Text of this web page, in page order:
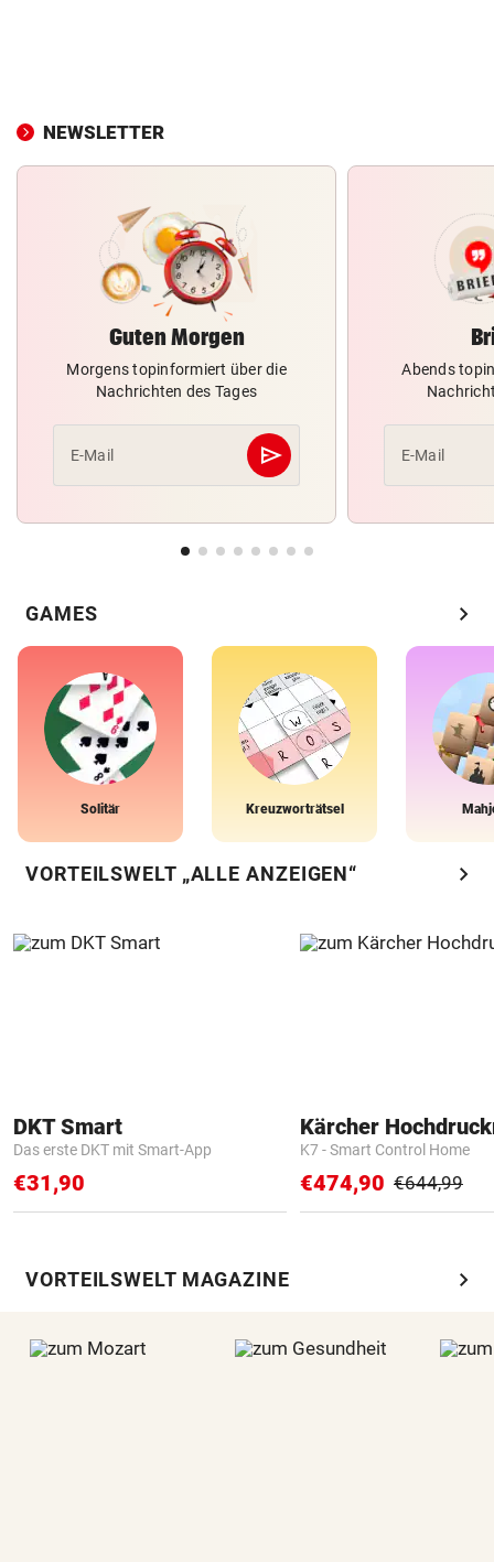
NEWSLETTER
Guten Morgen
Morgens topinformiert über die
Nachrichten des Tages
E-Mail send
Abschicken
Abends
E-Mail
GAMES chevron_right
Solitär Kreuzworträtsel
VORTEILSWELT „ALLE ANZEIGEN“ chevron_right
DKT Smart
Das erste DKT mit Smart-App
€31,90
Kärcher
K7 - Smart Control Home
€474,90 €644,99
VORTEILSWELT MAGAZINE chevron_right